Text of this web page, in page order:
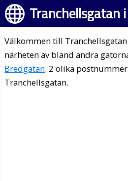
Tranchellsgatan
Välkommen till
närheten av bland andra
Bredgatan. 2 olika
Tranchellsgatan.